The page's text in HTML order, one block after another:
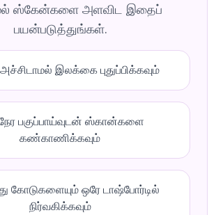
ஸ்கேன்களை அளவிட இதைப்
பயன்படுத்துங்கள்.
இலக்கை புதுப்பிக்கவும்
பகுப்பாய்வுடன் ஸ்கான்களை
கண்காணிக்கவும்
கோடுகளையும் ஒரே டாஷ்போர்டில்
நிர்வகிக்கவும்